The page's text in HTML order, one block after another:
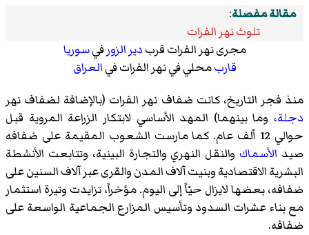
مقالة مفصلة:
تلوث نهر الفرات
مجرى نهر الفرات قربدير الزورفيسوريا
قاربمحلي في نهر الفرات فيالعراق
منذ فجر التاريخ، كانت ضفاف نهر الفرات (بالإضافة لضفاف نهر
دجلة، وما بينهما) المهد الأساسي لابتكار الزراعة المروية قبل
حوالي 12 ألف عام. كما مارست الشعوب المقيمة على ضفافه
صيد الأسماك والنقل النهري والتجارة البينية، وتتابعت الأنشطة
البشرية الاقتصادية وبنيت آلاف المدن والقرى عبر آلاف السنين على
ضفافه، بعضها لايزال حيّاً إلى اليوم. مؤخراً، تزايدت وتيرة استثمار
مع بناء عشرات السدود وتأسيس المزارع الجماعية الواسعة على
ضفافه.